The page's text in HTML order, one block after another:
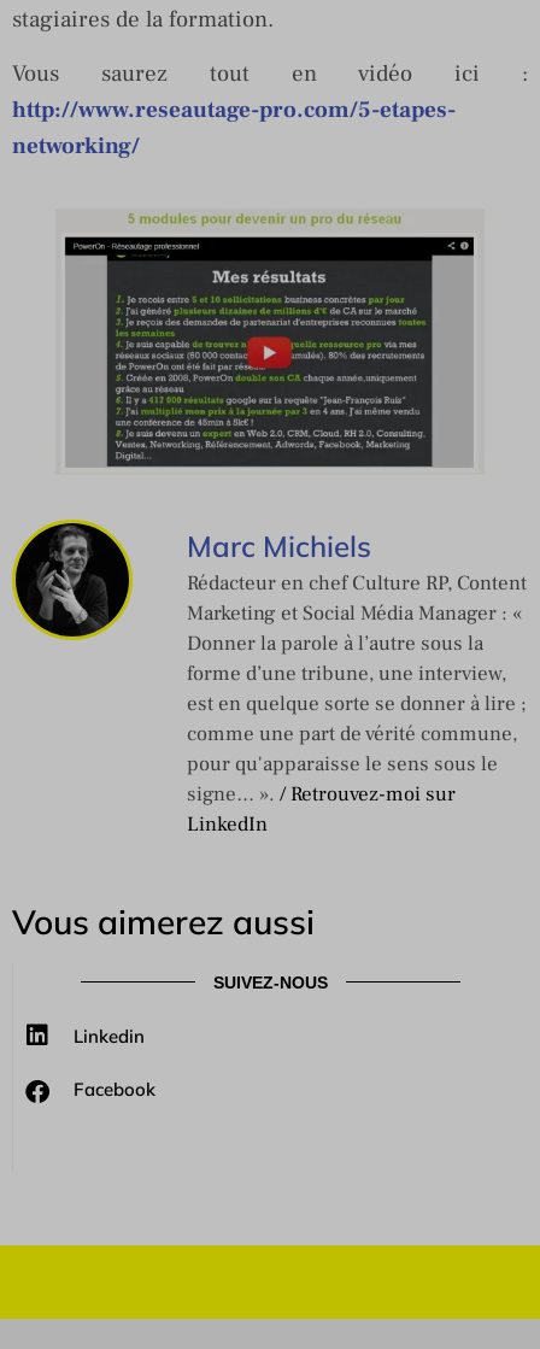
stagiaires de la formation.
Vous saurez tout en vidéo ici :
http://www.reseautage-pro.com/5-etapes-
networking/
Marc Michiels
Rédacteur en chef Culture RP, Content
Marketing et Social Média Manager : «
Donner la parole à l’autre sous la
forme d’une tribune, une interview,
est en quelque sorte se donner à lire ;
comme une part de vérité commune,
pour qu'apparaisse le sens sous le
signe… ». / Retrouvez-moi sur
LinkedIn
Vous aimerez aussi
SUIVEZ-NOUS
Linkedin
Facebook